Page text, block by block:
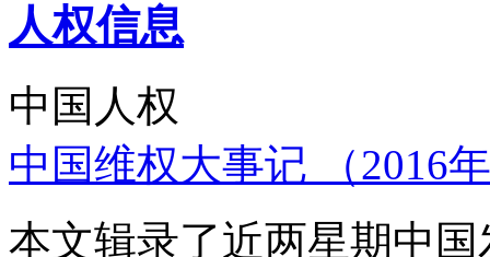
人权信息
中国人权
中国维权大事记 （2016
本文辑录了近两星期中